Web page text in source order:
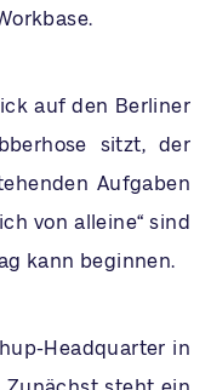
auf den Berliner
sitzt, der
Aufgaben
von alleine“ sind
kann beginnen.
Headquarter in